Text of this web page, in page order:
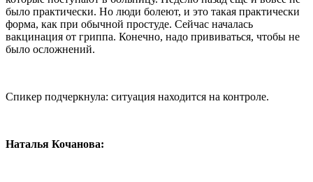
было практически. Но люди болеют, и это такая практически
форма, как при обычной простуде. Сейчас началась
вакцинация от гриппа. Конечно, надо прививаться, чтобы не
было осложнений.
Спикер подчеркнула: ситуация находится на контроле.
Наталья Кочанова: